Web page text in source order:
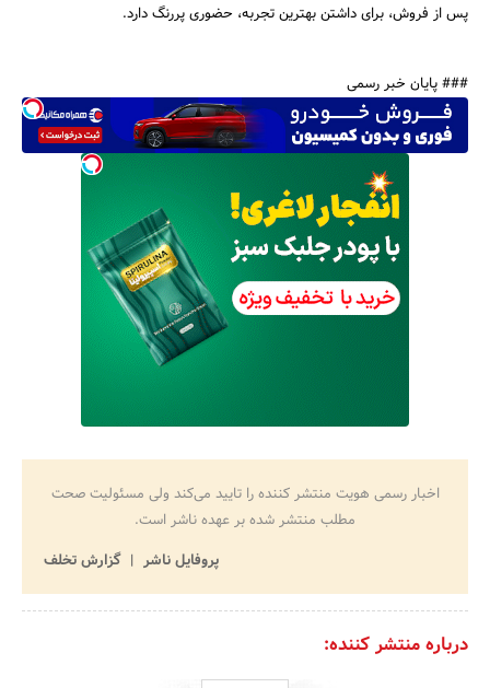
پس از فروش، برای داشتن بهترین تجربه، حضوری پررنگ دارد.
### پایان خبر رسمی
اخبار رسمی هویت منتشر کننده را تایید می‌کند ولی مسئولیت صحت
مطلب منتشر شده بر عهده ناشر است.
پروفایل ناشر
گزارش تخلف
درباره منتشر کننده: